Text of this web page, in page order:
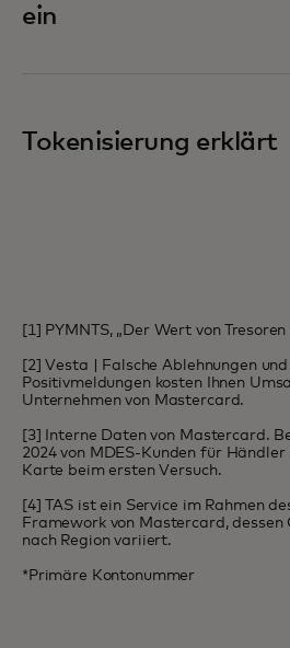
ein
Tokenisierung erklärt
[1] PYMNTS, „Der Wert von
[2] Vesta | Falsche Ablehnungen
Positivmeldungen kosten Ihnen
Unternehmen von Mastercard.
[3] Interne Daten von Mastercard.
2024 von MDES-Kunden für Händler
Karte beim ersten Versuch.
[4] TAS ist ein Service im Rahmen
Framework von Mastercard,
nach Region variiert.
*Primäre Kontonummer